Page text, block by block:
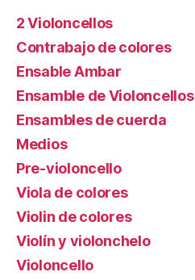
2 Violoncellos
Contrabajo de colores
Ensable Ambar
Ensamble de Violoncellos
Ensambles de cuerda
Medios
Pre-violoncello
Viola de colores
Violin de colores
Violín y violonchelo
Violoncello